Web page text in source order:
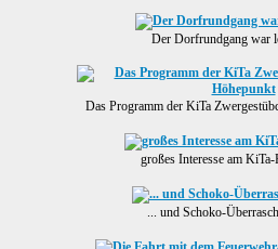
Der Dorfrundgang war
Das Programm der KiTa
großes Interesse am
... und Schoko-